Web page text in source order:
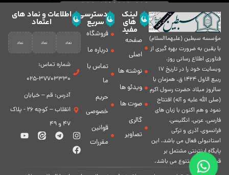
مؤسسه سبطين (عليهماالسلام)
با يقين به ضرورت بهره گیرى از
فناورى اطلاع رسانى روز،
وبسایت خود را در تاريخ 17
ربيع الاول 1424 ق. همزمان با
سالروز ميلاد حضرت رسول اكرم
(صلی الله علیه و آله) افتتاح
نمود و هم اكنون با زبان های
فارسی، عربى، انگلیسی،
فرانسوی، آذری و ترکی
استانبولی فعال مى باشد. اين
پايگاه اينترنتى مشتمل بر
قسمت هاى متنوع مى باشد.
لینک
های
مفید
صفحه
اصلی
نوشته ها
ویدئو ها
صوت ها
گالری
تصاویر
دسترسی
سریع
فروشگاه
درباره ما
تماس با
ما
حریم
خصوصی
قوانین
مقررات
اطلاعات و نماد های
اعتماد
شماره تماس:
37703330-025
آدرس: قم – خیابان
انقلاب – کوچه 26 - پلاک
47 و 49